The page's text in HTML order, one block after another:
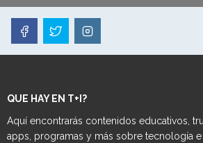
QUE HAY EN T+I?
Aquí encontrarás contenidos educativos,
apps, programas y más sobre tecnología e